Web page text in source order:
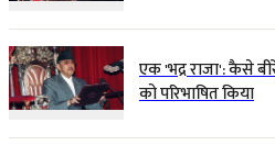
एक 'भद्र राजा': कैसे
को परिभाषित किया